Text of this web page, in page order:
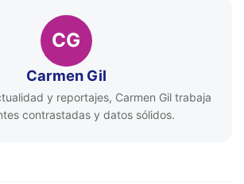
CG
Carmen Gil
y reportajes, Carmen Gil trabaja
contrastadas y datos sólidos.